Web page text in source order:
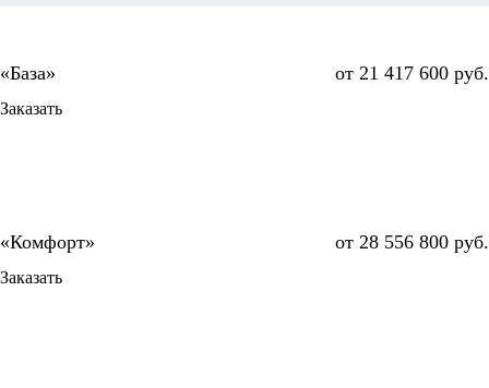
от 21 417 600 руб.
Заказать
от 28 556 800 руб.
Заказать